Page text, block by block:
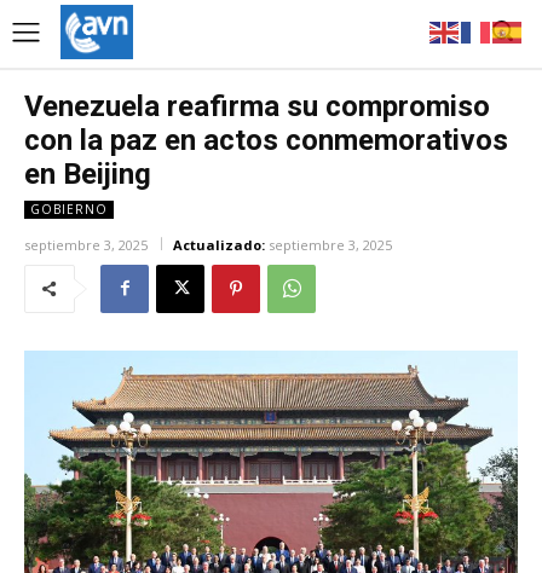
Venezuela reafirma su compromiso
con la paz en actos conmemorativos
en Beijing
GOBIERNO
septiembre 3, 2025 Actualizado: septiembre 3, 2025